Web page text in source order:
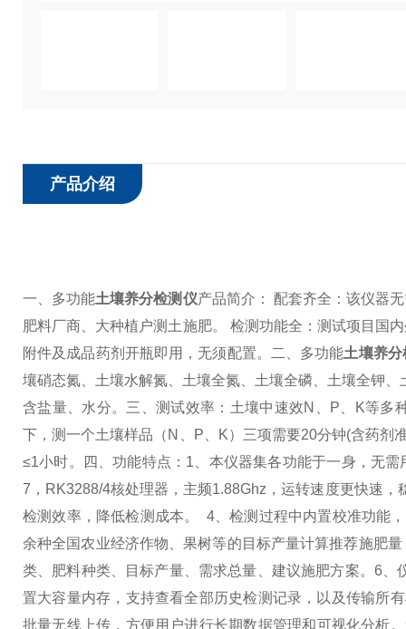
产品介绍
一、多功能土壤养分检测仪产品简介： 配套齐全：该仪器
肥料厂商、大种植户测土施肥。 检测功能全：测试项目国
附件及成品药剂开瓶即用，无须配置。
二、多功能土壤养分
壤硝态氮、土壤水解氮、土壤全氮、土壤全磷、土壤全钾
含盐量、水分。 三、测试效率： 土壤中速效N、P、K等多
下，测一个土壤样品（N、P、K）三项需要20分钟(含药剂
≤1小时。
四、功能特点： 1、本仪器集各功能于一身，无
7，RK3288/4核处理器，主频1.88Ghz，运转速度更快速，
检测效率，降低检测成本。 4、检测过程中内置校准功能
余种全国农业经济作物、果树等的目标产量计算推荐施肥
类、肥料种类、目标产量、需求总量、建议施肥方案。 6、
置大容量内存，支持查看全部历史检测记录，以及传输所
批量无线上传，方便用户进行长期数据管理和可视化分析。